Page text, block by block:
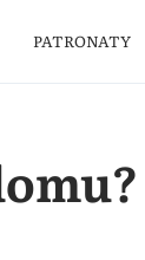
PATRONATY